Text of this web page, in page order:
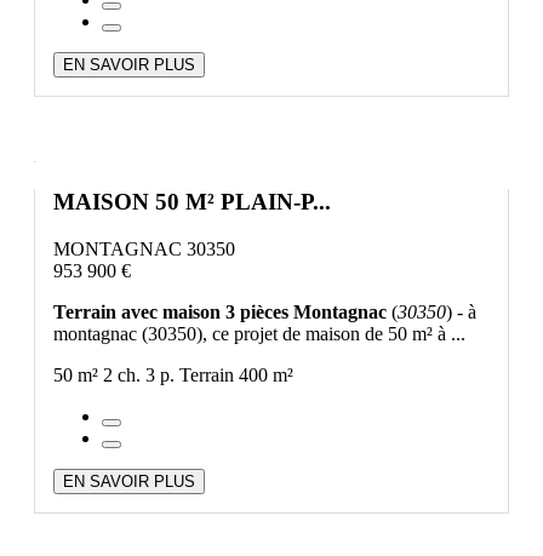
EN SAVOIR PLUS
MAISON 50 M² PLAIN-P...
MONTAGNAC 30350
953 900 €
Terrain avec maison 3 pièces Montagnac (30350) - à
montagnac (30350), ce projet de maison de 50 m² à ...
50 m² 2 ch. 3 p. Terrain 400 m²
EN SAVOIR PLUS